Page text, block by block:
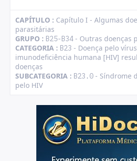
CAPÍTULO : Capítulo I - Algumas
parasitárias
GRUPO : B25-B34- Outras doenças
CATEGORIA : B23 - Doença pelo
imunodeficiência humana [HIV]
doenças
SUBCATEGORIA : B23.0 - Síndrome
pelo HIV